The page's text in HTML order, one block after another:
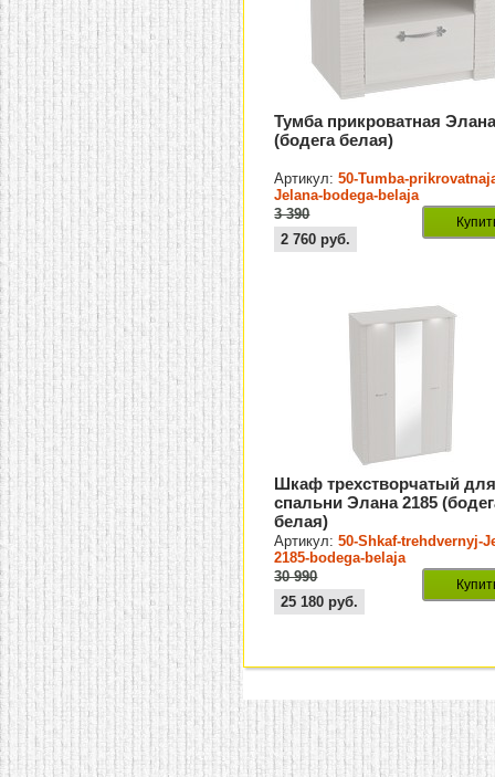
Тумба прикроватная
(бодега белая)
Артикул:50-Tumba-
Jelana-bodega-belaja
3 390
2 760 руб.
Шкаф трехстворчатый
спальни Элана 2185
белая)
Артикул:50-Shkaf-trehdvernyj-
2185-bodega-belaja
30 990
25 180 руб.